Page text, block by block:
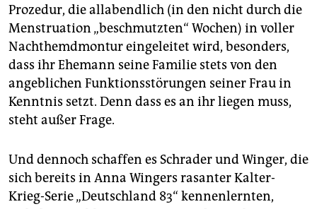
Prozedur, die allabendlich (in den nicht durch die
Menstruation „beschmutzten“ Wochen) in voller
Nachthemdmontur eingeleitet wird, besonders,
dass ihr Ehemann seine Familie stets von den
angeblichen Funktionsstörungen seiner Frau in
Kenntnis setzt. Denn dass es an ihr liegen muss,
steht außer Frage.
Und dennoch schaffen es Schrader und Winger, die
sich bereits in Anna Wingers rasanter Kalter-
Krieg-Serie „Deutschland 83“ kennenlernten,